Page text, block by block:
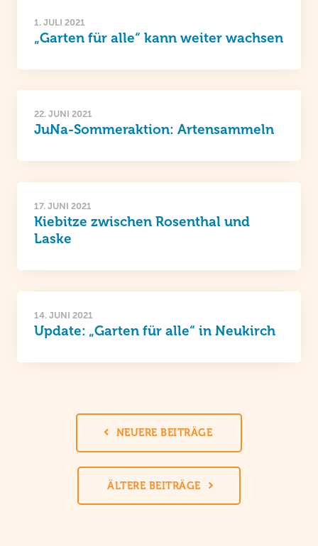
1. JULI 2021
„Garten für alle“ kann weiter wachsen
22. JUNI 2021
JuNa-Sommeraktion: Artensammeln
17. JUNI 2021
Kiebitze zwischen Rosenthal und
Laske
14. JUNI 2021
Update: „Garten für alle“ in Neukirch
NEUERE BEITRÄGE
ÄLTERE BEITRÄGE